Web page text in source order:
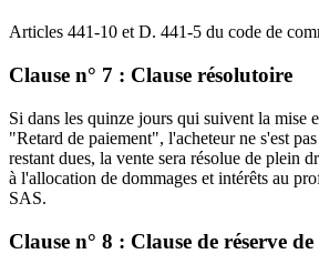
Articles 441-10 et D. 441-5 du code de
Clause n° 7 : Clause résolutoire
Si dans les quinze jours qui suivent la mise
"Retard de paiement", l'acheteur ne s'est
restant dues, la vente sera résolue de plein
à l'allocation de dommages et intérêts au
SAS.
Clause n° 8 : Clause de réserve